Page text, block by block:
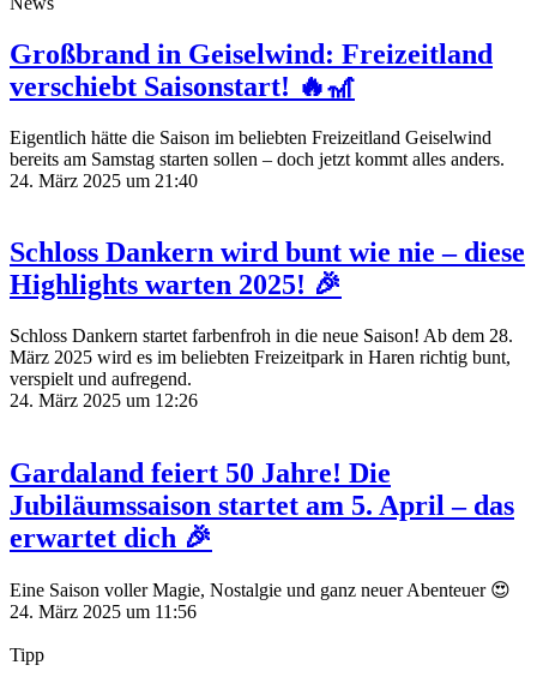
Großbrand in Geiselwind: Freizeitland
verschiebt Saisonstart! 🔥🎢
Eigentlich hätte die Saison im beliebten Freizeitland Geiselwind
bereits am Samstag starten sollen – doch jetzt kommt alles anders.
24. März 2025 um 21:40
Schloss Dankern wird bunt wie nie – diese
Highlights warten 2025! 🎉
Schloss Dankern startet farbenfroh in die neue Saison! Ab dem 28.
März 2025 wird es im beliebten Freizeitpark in Haren richtig bunt,
verspielt und aufregend.
24. März 2025 um 12:26
Gardaland feiert 50 Jahre! Die
Jubiläumssaison startet am 5. April – das
erwartet dich 🎉
Eine Saison voller Magie, Nostalgie und ganz neuer Abenteuer 😍
24. März 2025 um 11:56
Tipp